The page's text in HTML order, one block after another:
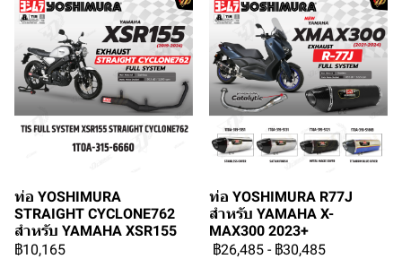
ท่อ YOSHIMURA
STRAIGHT CYCLONE762
สำหรับ YAMAHA XSR155
฿10,165
ท่อ YOSHIMURA R77J
สำหรับ YAMAHA X-
MAX300 2023+
฿26,485 - ฿30,485